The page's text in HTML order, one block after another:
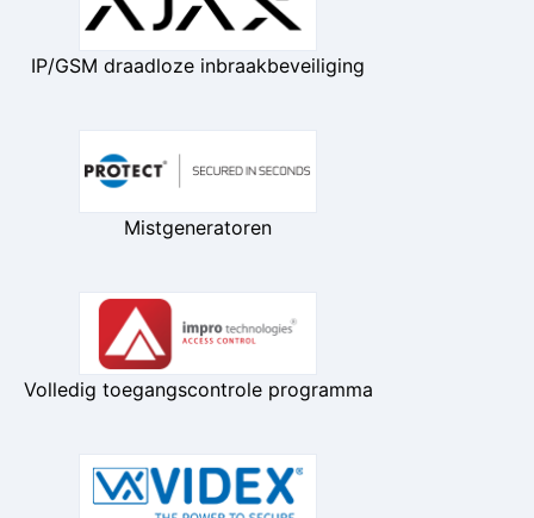
IP/GSM draadloze inbraakbeveiliging
Mistgeneratoren
Volledig toegangscontrole programma